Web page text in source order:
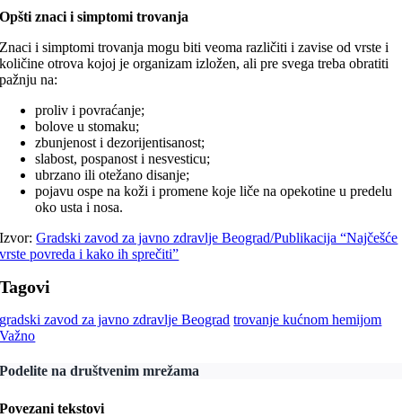
Opšti znaci i simptomi trovanja
Znaci i simptomi trovanja mogu biti veoma različiti i zavise od vrste i
količine otrova kojoj je organizam izložen, ali pre svega treba obratiti
pažnju na:
proliv i povraćanje;
bolove u stomaku;
zbunjenost i dezorijentisanost;
slabost, pospanost i nesvesticu;
ubrzano ili otežano disanje;
pojavu ospe na koži i promene koje liče na opekotine u predelu
oko usta i nosa.
Izvor:Gradski zavod za javno zdravlje Beograd/Publikacija “Najčešće
vrste povreda i kako ih sprečiti”
Tagovi
gradski zavod za javno zdravlje Beograd trovanje kućnom hemijom
Važno
Podelite na društvenim mrežama
Povezani tekstovi